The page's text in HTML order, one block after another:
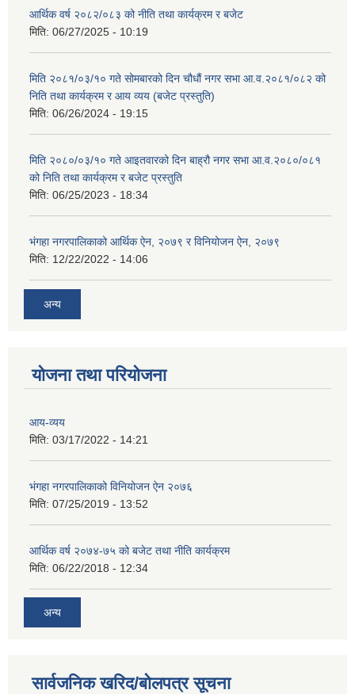
आर्थिक वर्ष २०८२/०८३ को नीति तथा कार्यक्रम र बजेट
मिति: 06/27/2025 - 10:19
मिति २०८१/०३/१० गते सोमबारको दिन चौधौं नगर सभा आ.व.२०८१/०८२ को
निति तथा कार्यक्रम र आय व्यय (बजेट प्रस्तुति)
मिति: 06/26/2024 - 19:15
मिति २०८०/०३/१० गते आइतवारको दिन बाह्रौ नगर सभा आ.व.२०८०/०८१
को निति तथा कार्यक्रम र बजेट प्रस्तुति
मिति: 06/25/2023 - 18:34
भंगहा नगरपालिकाको आर्थिक ऐन, २०७९ र विनियोजन ऐन, २०७९
मिति: 12/22/2022 - 14:06
अन्य
योजना तथा परियोजना
आय-व्यय
मिति: 03/17/2022 - 14:21
भंगहा नगरपालिकाको विनियोजन ऐन २०७६
मिति: 07/25/2019 - 13:52
आर्थिक वर्ष २०७४-७५ को बजेट तथा नीति कार्यक्रम
मिति: 06/22/2018 - 12:34
अन्य
सार्वजनिक खरिद/बोलपत्र सूचना